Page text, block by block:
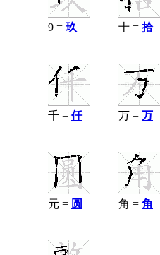
9 = 玖 十 = 拾
千 = 仟 万 = 万
元 = 圆 角 = 角